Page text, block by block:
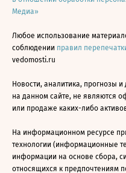
Медиа»
Любое использование
соблюдении правил
vedomosti.ru
Новости, аналитика, прогнозы
на данном сайте, не являются
или продаже каких-либо
На информационном ресурсе
технологии (информационные
информации на основе сбора,
относящихся к предпочтениям